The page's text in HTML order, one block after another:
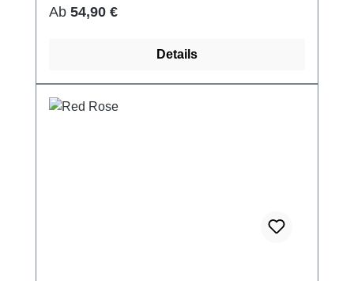
Regulärer Preis:
Ab 54,90 €
Details